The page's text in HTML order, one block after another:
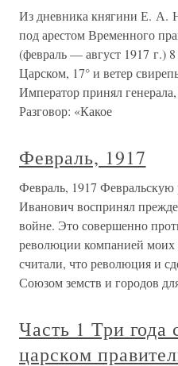
Из дневника княгини Е. А.
под арестом Временного
(февраль — август 1917 г.)
Царском, 17° и ветер
Император принял
Разговор: «Какое
Февраль, 1917
Февраль, 1917
Иванович воспринял
войне. Это совершенно
революции компанией
считали, что революция и
Союзом земств и городов
Часть 1 Три
царском